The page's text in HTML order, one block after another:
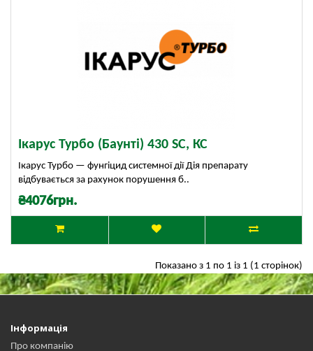
Ікарус Турбо (Баунті) 430 SC, КС
Ікарус Турбо — фунгіцид системної дії Дія препарату
відбувається за рахунок порушення б..
₴4076грн.
Показано з 1 по 1 із 1 (1 сторінок)
Інформація
Про компанію